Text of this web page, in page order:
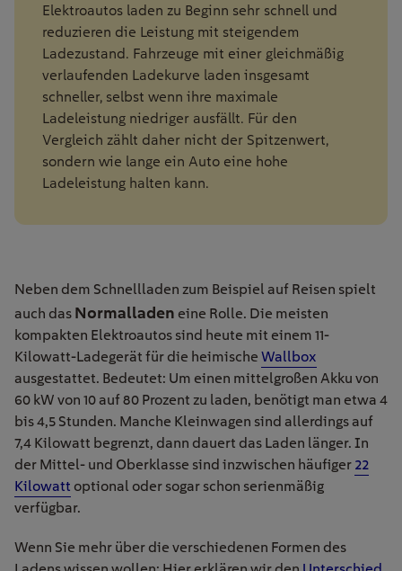
Elektroautos laden zu Beginn sehr schnell und
reduzieren die Leistung mit steigendem
Ladezustand. Fahrzeuge mit einer gleichmäßig
verlaufenden Ladekurve laden insgesamt
schneller, selbst wenn ihre maximale
Ladeleistung niedriger ausfällt. Für den
Vergleich zählt daher nicht der Spitzenwert,
sondern wie lange ein Auto eine hohe
Ladeleistung halten kann.
Neben dem Schnellladen zum Beispiel auf Reisen spielt
auch das Normalladen eine Rolle. Die meisten
kompakten Elektroautos sind heute mit einem 11-
Kilowatt-Ladegerät für die heimische Wallbox
ausgestattet. Bedeutet: Um einen mittelgroßen Akku von
60 kW von 10 auf 80 Prozent zu laden, benötigt man etwa 4
bis 4,5 Stunden. Manche Kleinwagen sind allerdings auf
7,4 Kilowatt begrenzt, dann dauert das Laden länger. In
der Mittel- und Oberklasse sind inzwischen häufiger 22
Kilowatt optional oder sogar schon serienmäßig
verfügbar.
Wenn Sie mehr über die verschiedenen Formen des